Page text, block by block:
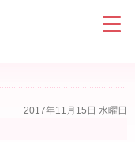
2017年11月15日 水曜日